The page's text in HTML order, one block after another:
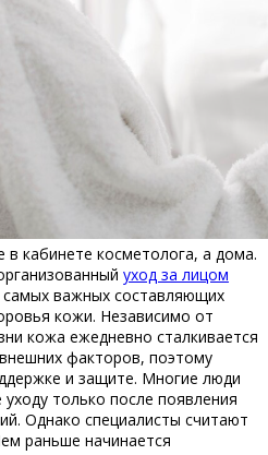
в кабинете косметолога, а дома.
уход за лицом
самых важных составляющих
кожи. Независимо от
кожа ежедневно сталкивается
факторов, поэтому
и защите. Многие люди
только после появления
Однако специалисты считают
раньше начинается